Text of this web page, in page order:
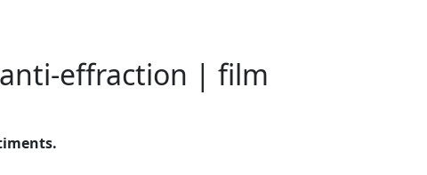
effraction | film